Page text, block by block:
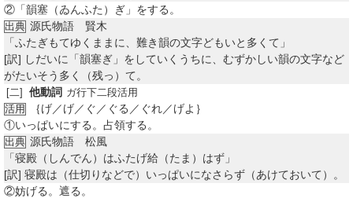
② 「韻塞（ゐんふた）ぎ」をする。
出典 源氏物語 賢木
「ふたぎもてゆくままに、難き韻の文字どもいと多くて」
[訳] しだいに「韻塞ぎ」をしていくうちに、むずかしい韻の文字など
がたいそう多く（残っ）て。
[二] 他動詞 ガ行下二段活用
活用
｛げ／げ／ぐ／ぐる／ぐれ／げよ｝
①いっぱいにする。占領する。
出典 源氏物語 松風
「寝殿（しんでん）はふたげ給（たま）はず」
[訳] 寝殿は（仕切りなどで）いっぱいになさらず（あけておいて）。
②妨げる。遮る。